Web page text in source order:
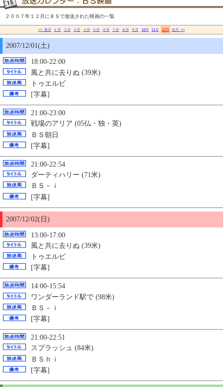
２００７年１２月にＢＳで放送された映画の一覧
<< 前月 １月 ２月 ３月 ４月 ５月 ６月 ７月 ８月 ９月 10月 11月 12月 次月 >>
2007/12/01(土)
18:00-22:00
風と共に去りぬ (39米)
トゥエルビ
[字幕]
21:00-23:00
戦場のアリア (05仏・独・英)
ＢＳ朝日
[字幕]
21:00-22:54
ダーティハリー (71米)
ＢＳ－ｉ
[字幕]
2007/12/02(日)
13:00-17:00
風と共に去りぬ (39米)
トゥエルビ
[字幕]
14:00-15:54
ワンダーランド駅で (98米)
ＢＳ－ｉ
[字幕]
21:00-22:51
スプラッシュ (84米)
ＢＳｈｉ
[字幕]